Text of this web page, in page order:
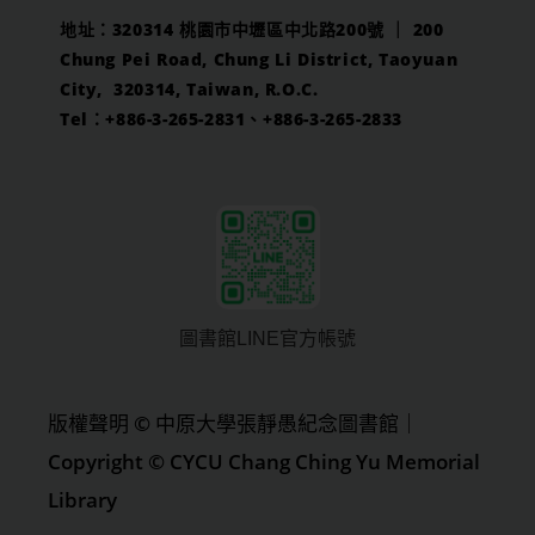
地址：320314 桃園市中壢區中北路200號 ｜ 200
Chung Pei Road, Chung Li District, Taoyuan
City, 320314, Taiwan, R.O.C.
Tel：+886-3-265-2831、+886-3-265-2833
圖書館LINE官方帳號
版權聲明 © 中原大學張靜愚紀念圖書館｜
Copyright © CYCU Chang Ching Yu Memorial
Library